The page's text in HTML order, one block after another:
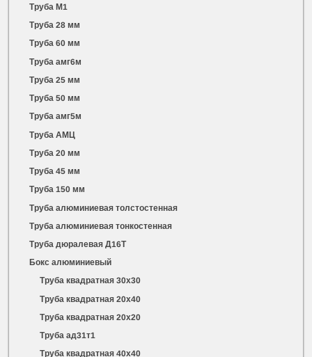
Труба М1
Труба 28 мм
Труба 60 мм
Труба амг6м
Труба 25 мм
Труба 50 мм
Труба амг5м
Труба АМЦ
Труба 20 мм
Труба 45 мм
Труба 150 мм
Труба алюминиевая толстостенная
Труба алюминиевая тонкостенная
Труба дюралевая Д16Т
Бокс алюминиевый
Труба квадратная 30х30
Труба квадратная 20х40
Труба квадратная 20х20
Труба ад31т1
Труба квадратная 40х40